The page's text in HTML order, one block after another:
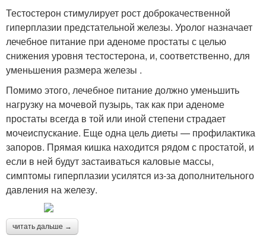
Тестостерон стимулирует рост доброкачественной
гиперплазии предстательной железы. Уролог назначает
лечебное питание при аденоме простаты с целью
снижения уровня тестостерона, и, соответственно, для
уменьшения размера железы .
Помимо этого, лечебное питание должно уменьшить
нагрузку на мочевой пузырь, так как при аденоме
простаты всегда в той или иной степени страдает
мочеиспускание. Еще одна цель диеты — профилактика
запоров. Прямая кишка находится рядом с простатой, и
если в ней будут застаиваться каловые массы,
симптомы гиперплазии усилятся из-за дополнительного
давления на железу.
читать дальше →